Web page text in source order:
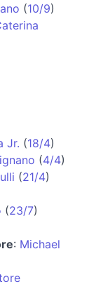
(10/9)
Jr. (18/4)
(4/4)
(21/4)
(23/7)
: Michael